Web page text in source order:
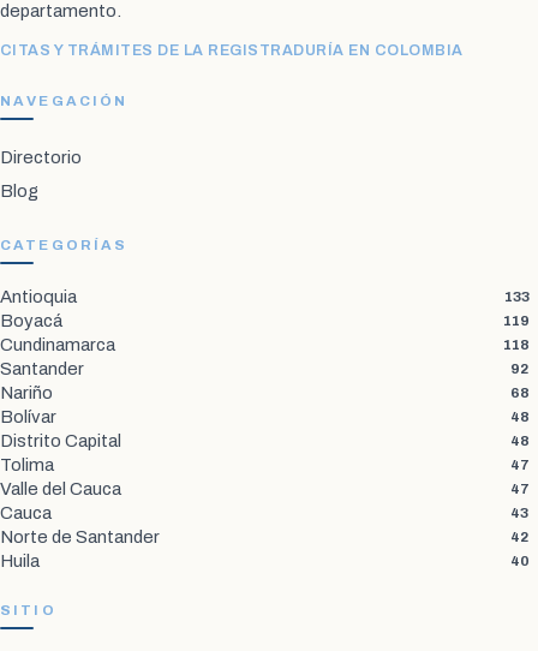
departamento.
CITAS Y TRÁMITES DE LA REGISTRADURÍA EN COLOMBIA
NAVEGACIÓN
Directorio
Blog
CATEGORÍAS
Antioquia 133
Boyacá 119
Cundinamarca 118
Santander 92
Nariño 68
Bolívar 48
Distrito Capital 48
Tolima 47
Valle del Cauca 47
Cauca 43
Norte de Santander 42
Huila 40
SITIO